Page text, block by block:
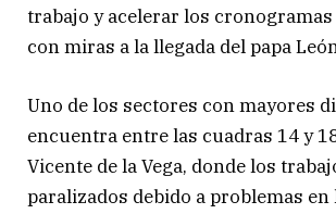
trabajo y acelerar los
con miras a la llegada del papa
Uno de los sectores con mayores
encuentra entre las cuadras 14 y
Vicente de la Vega, donde los
paralizados debido a problemas en